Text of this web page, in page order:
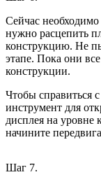
Сейчас необходимо
нужно расцепить
конструкцию. Не
этапе. Пока они
конструкции.
Чтобы справиться
инструмент для
дисплея на уровне
начините
Шаг 7.